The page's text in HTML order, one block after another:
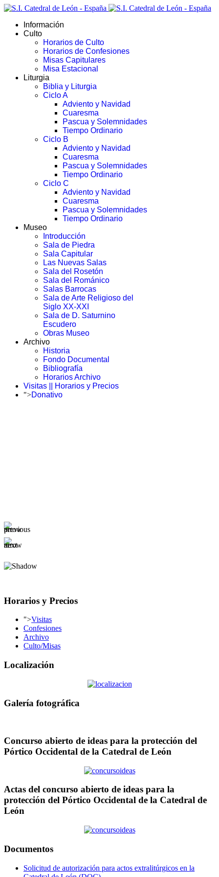
Información
Culto
Horarios de Culto
Horarios de Confesiones
Misas Capitulares
Misa Estacional
Liturgia
Biblia y Liturgia
Ciclo A
Adviento y Navidad
Cuaresma
Pascua y Solemnidades
Tiempo Ordinario
Ciclo B
Adviento y Navidad
Cuaresma
Pascua y Solemnidades
Tiempo Ordinario
Ciclo C
Adviento y Navidad
Cuaresma
Pascua y Solemnidades
Tiempo Ordinario
Museo
Introducción
Sala de Piedra
Sala Capitular
Las Nuevas Salas
Sala del Rosetón
Sala del Románico
Salas Barrocas
Sala de Arte Religioso del
Siglo XX-XXI
Sala de D. Saturnino
Escudero
Obras Museo
Archivo
Historia
Fondo Documental
Bibliografía
Horarios Archivo
Visitas || Horarios y Precios
">Donativo
Horarios y Precios
">Visitas
Confesiones
Archivo
Culto/Misas
Localización
Galería fotográfica
Concurso abierto de ideas para la protección del
Pórtico Occidental de la Catedral de León
Actas del concurso abierto de ideas para la
protección del Pórtico Occidental de la Catedral de
León
Documentos
Solicitud de autorización para actos extralitúrgicos en la